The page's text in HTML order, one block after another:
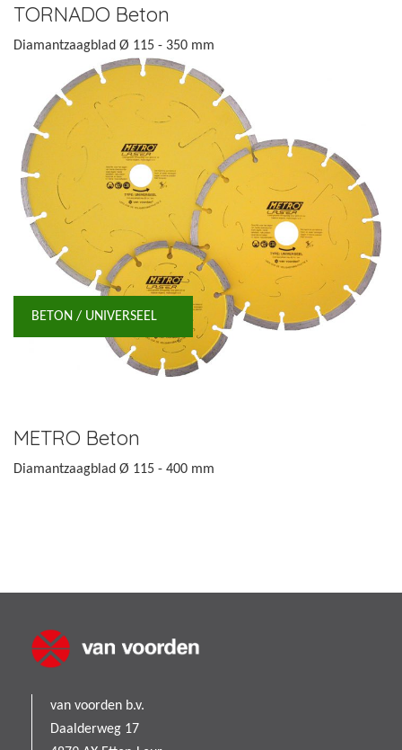
TORNADO Beton
Diamantzaagblad Ø 115 - 350 mm
BETON / UNIVERSEEL
METRO Beton
Diamantzaagblad Ø 115 - 400 mm
van voorden b.v.
Daalderweg 17